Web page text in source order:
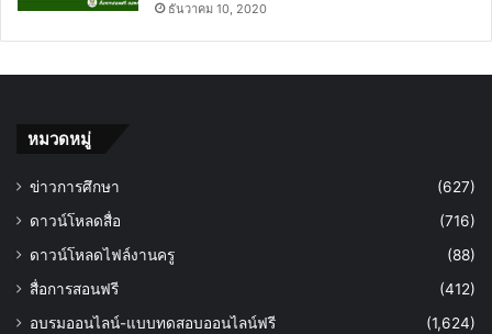
ธันวาคม 10, 2020
หมวดหมู่
ข่าวการศึกษา
(627)
ดาวน์โหลดสื่อ
(716)
ดาวน์โหลดไฟล์งานครู
(88)
สื่อการสอนฟรี
(412)
อบรมออนไลน์-แบบทดสอบออนไลน์ฟรี
(1,624)